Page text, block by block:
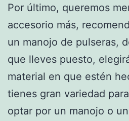
Por último, queremos
accesorio más,
un manojo de pulseras,
que lleves puesto,
material en que estén
tienes gran variedad
optar por un manojo o